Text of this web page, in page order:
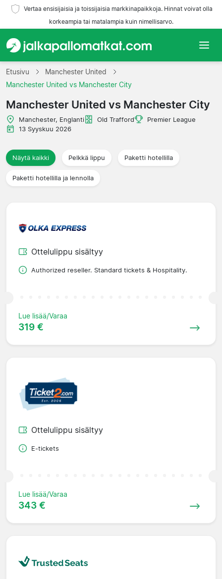
Vertaa ensisijaisia ja toissijaisia markkinapaikkoja. Hinnat voivat olla
korkeampia tai matalampia kuin nimellisarvo.
Etusivu
Liigat
Etusivu
Manchester United
Manchester United vs Manchester City
Manchester United vs Manchester City
Manchester, Englanti Old Trafford
Premier League
13 Syyskuu 2026
Näytä kaikki Pelkkä lippu Paketti hotellilla
Paketti hotellilla ja lennolla
Ottelulippu sisältyy
Authorized reseller. Standard tickets & Hospitality.
Lue lisää/Varaa
319 €
Ottelulippu sisältyy
E-tickets
Lue lisää/Varaa
343 €